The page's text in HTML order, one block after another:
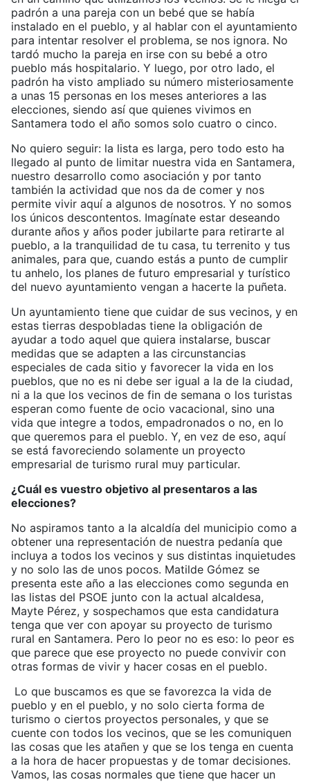
padrón a una pareja con un bebé que se había
instalado en el pueblo, y al hablar con el ayuntamiento
para intentar resolver el problema, se nos ignora. No
tardó mucho la pareja en irse con su bebé a otro
pueblo más hospitalario. Y luego, por otro lado, el
padrón ha visto ampliado su número misteriosamente
a unas 15 personas en los meses anteriores a las
elecciones, siendo así que quienes vivimos en
Santamera todo el año somos solo cuatro o cinco.
No quiero seguir: la lista es larga, pero todo esto ha
llegado al punto de limitar nuestra vida en Santamera,
nuestro desarrollo como asociación y por tanto
también la actividad que nos da de comer y nos
permite vivir aquí a algunos de nosotros. Y no somos
los únicos descontentos. Imagínate estar deseando
durante años y años poder jubilarte para retirarte al
pueblo, a la tranquilidad de tu casa, tu terrenito y tus
animales, para que, cuando estás a punto de cumplir
tu anhelo, los planes de futuro empresarial y turístico
del nuevo ayuntamiento vengan a hacerte la puñeta.
Un ayuntamiento tiene que cuidar de sus vecinos, y en
estas tierras despobladas tiene la obligación de
ayudar a todo aquel que quiera instalarse, buscar
medidas que se adapten a las circunstancias
especiales de cada sitio y favorecer la vida en los
pueblos, que no es ni debe ser igual a la de la ciudad,
ni a la que los vecinos de fin de semana o los turistas
esperan como fuente de ocio vacacional, sino una
vida que integre a todos, empadronados o no, en lo
que queremos para el pueblo. Y, en vez de eso, aquí
se está favoreciendo solamente un proyecto
empresarial de turismo rural muy particular.
¿Cuál es vuestro objetivo al presentaros a las
elecciones?
No aspiramos tanto a la alcaldía del municipio como a
obtener una representación de nuestra pedanía que
incluya a todos los vecinos y sus distintas inquietudes
y no solo las de unos pocos. Matilde Gómez se
presenta este año a las elecciones como segunda en
las listas del PSOE junto con la actual alcaldesa,
Mayte Pérez, y sospechamos que esta candidatura
tenga que ver con apoyar su proyecto de turismo
rural en Santamera. Pero lo peor no es eso: lo peor es
que parece que ese proyecto no puede convivir con
otras formas de vivir y hacer cosas en el pueblo.
Lo que buscamos es que se favorezca la vida de
pueblo y en el pueblo, y no solo cierta forma de
turismo o ciertos proyectos personales, y que se
cuente con todos los vecinos, que se les comuniquen
las cosas que les atañen y que se los tenga en cuenta
a la hora de hacer propuestas y de tomar decisiones.
Vamos, las cosas normales que tiene que hacer un